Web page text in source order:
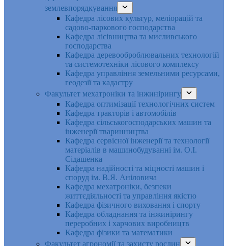
землевпорядкування
Кафедра лісових культур, меліорацій та
садово-паркового господарства
Кафедра лісівництва та мисливського
господарства
Кафедра деревооброблювальних технологій
та системотехніки лісового комплексу
Кафедра управління земельними ресурсами,
геодезії та кадастру
Факультет мехатроніки та інжинірингу
Кафедра оптимізації технологічних систем
Кафедра тракторів і автомобілів
Кафедра сільськогосподарських машин та
інженерії тваринництва
Кафедра cервісної інженерії та технології
матеріалів в машинобудуванні ім. О.І.
Сідашенка
Кафедра надійності та міцності машин і
споруд ім. В.Я. Аніловича
Кафедра мехатроніки, безпеки
життєдіяльності та управління якістю
Кафедра фізичного виховання і спорту
Кафедра обладнання та інжинірингу
переробних і харчових виробництв
Кафедра фізики та математики
Факультет агрономії та захисту рослин